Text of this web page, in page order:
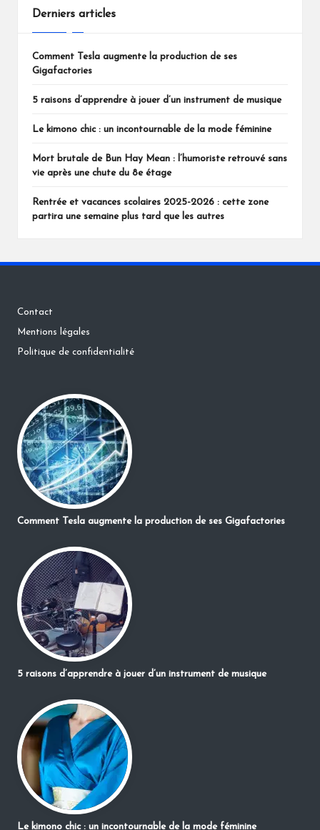
Derniers articles
Comment Tesla augmente la production de ses
Gigafactories
5 raisons d’apprendre à jouer d’un instrument de musique
Le kimono chic : un incontournable de la mode féminine
Mort brutale de Bun Hay Mean : l’humoriste retrouvé sans
vie après une chute du 8e étage
Rentrée et vacances scolaires 2025-2026 : cette zone
partira une semaine plus tard que les autres
Contact
Mentions légales
Politique de confidentialité
Comment Tesla augmente la production de ses Gigafactories
5 raisons d’apprendre à jouer d’un instrument de musique
Le kimono chic : un incontournable de la mode féminine